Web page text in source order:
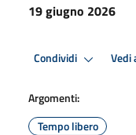
19 giugno 2026
Condividi Vedi
Argomenti:
Tempo libero